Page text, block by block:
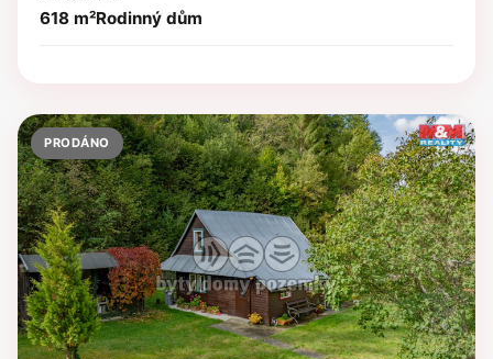
618 m²Rodinný dům
PRODÁNO